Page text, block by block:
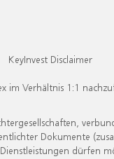
KeyInvest Disclaimer
im Verhältnis 1:1
Dokumente
dürfen